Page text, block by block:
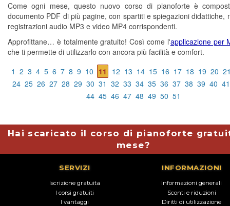
Come ogni mese, questo nuovo corso di pianoforte è
documento PDF di più pagine, con spartiti e spiegazioni didattiche,
registrazioni audio MP3 e video MP4 corrispondenti.
Approfittane… è totalmente gratuito! Così come l'applicazione per
che ti permette di utilizzarlo con ancora più facilità e comfort.
1 2 3 4 5 6 7 8 9 10 11 12 13 14 15 16 17 18 19 20
24 25 26 27 28 29 30 31 32 33 34 35 36 37 38 39 40 41
44 45 46 47 48 49 50 51
Hai scaricato il corso di pianoforte
mese?
SERVIZI
Iscrizione gratuita
I corsi gratuiti
I vantaggi
INFORMAZIONI
Informazioni generali
Sconti e riduzioni
Diritti di utilizzazione